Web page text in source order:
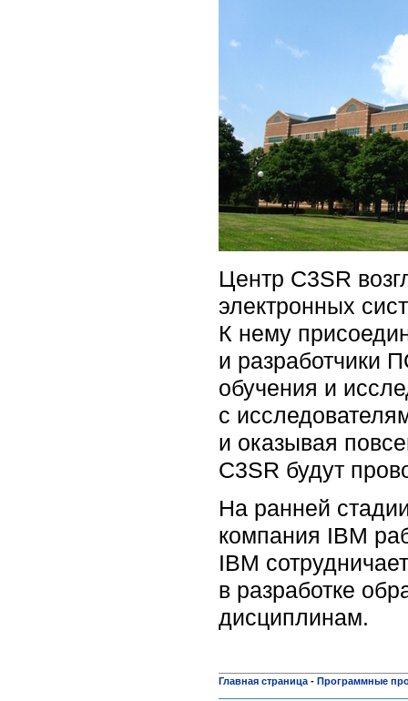
Центр C3SR
электронных
К нему
и разработчики
обучения и
с
и оказывая
C3SR будут
На ранней
компания IBM
IBM
в разработке
дисциплинам.
Главная страница - Программные